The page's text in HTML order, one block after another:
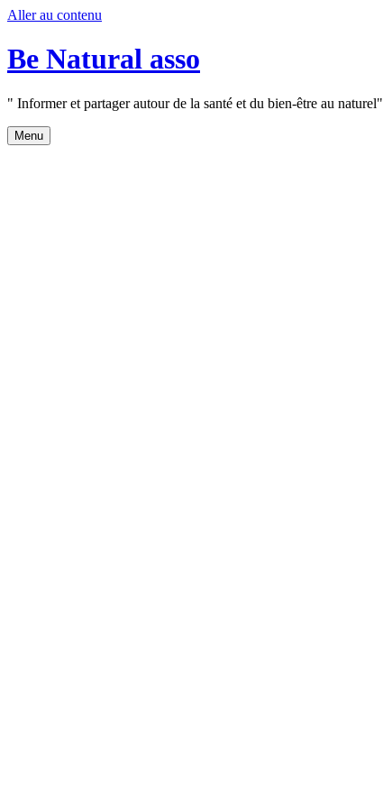
Aller au contenu
Be Natural asso
" Informer et partager autour de la santé et du bien-être au naturel"
Menu